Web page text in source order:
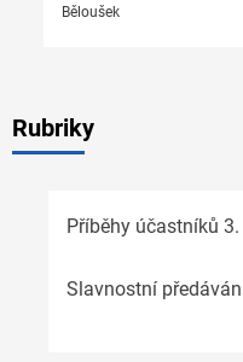
Běloušek
Rubriky
Příběhy účastníků
Slavnostní